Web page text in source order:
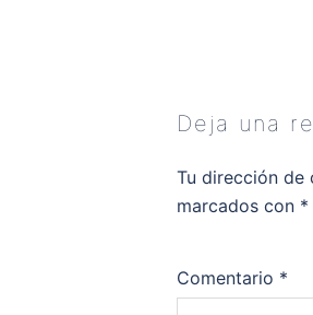
Deja una
Tu dirección de
marcados con *
Comentario *